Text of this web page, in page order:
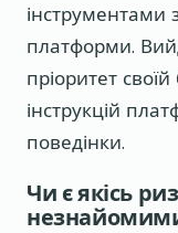
інструментами
платформи.
пріоритет
інструкцій
поведінки.
Чи є якісь